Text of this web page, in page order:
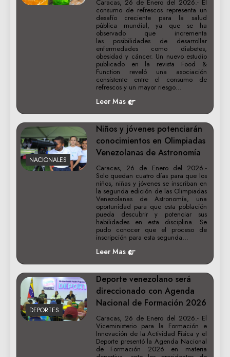
Caracas, 26 de Enero del 2026.- El
consumo de refrescos representa un
desafío creciente para la salud
pública mundial, ya que se ha
observado que incrementa
las posibilidades de desarrollar
enfermedades como diabetes,
obesidad y cáncer. Un nuevo estudio
publicado en la revista Food &
Function reveló una asociación
consistente entre el consumo de
refrescos y un mayor riesgo…
Leer Mas
NACIONALES
Niños y jóvenes potenciarán
conocimientos en Olimpiadas
Venezolanas de Astronomía
Caracas, 26 de Enero del 2026.-
Solo quedan cuatro días para que los
niños, niñas y jóvenes se inscriban en
la segunda edición de las Olimpiadas
Venezolanas de Astronomía, una
oportunidad para que esta población
pueda descubrir y potenciar sus
habilidades en esta disciplina. Se
pudo conocer que el proceso de
inscripción para esta segunda…
Leer Mas
DEPORTES
Deporte venezolano será
direccionado con Agenda
Nacional de Formación 2026
Caracas, 26 de Enero del 2026.- El
Viceministerio para la Formación e
Innovación de la Actividad Física y el
Deporte presentó la Agenda Nacional
de Formación 2026 en materia